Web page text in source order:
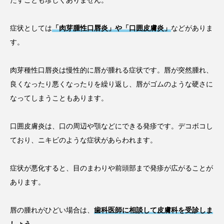
症状としては「肉芽腫性口唇炎」や「口囲皮膚炎」などがありま
す。
肉芽種性口唇炎は慢性的に唇が腫れる症状です。唇が突然腫れ、
良くなったり悪くなったりを繰り返し、唇がゴムのような硬さに
なってしまうこともあります。
口囲皮膚炎は、口の周辺や顎などにできる発疹です。デコボコし
ており、ニキビのような症状があらわれます。
症状が悪化すると、目のまわりや前頭部まで発疹が広がることが
あります。
唇の腫れがひどい場合は、 歯科医師に相談して皮膚科を受診しま